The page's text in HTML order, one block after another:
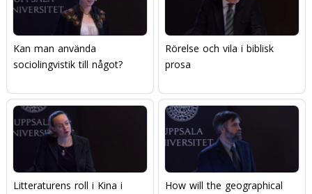
Kan man använda
sociolingvistik till något?
Rörelse och vila i biblisk
prosa
Litteraturens roll i Kina i
How will the geographical